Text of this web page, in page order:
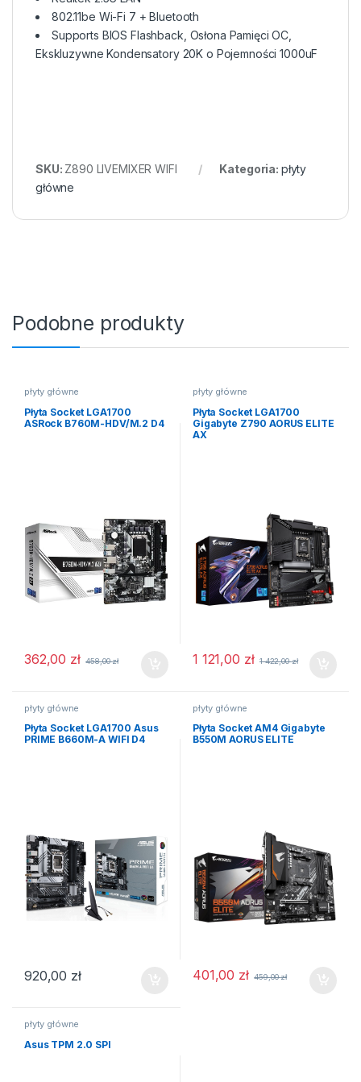
802.11be Wi-Fi 7 + Bluetooth
Supports BIOS Flashback, Osłona Pamięci OC,
Ekskluzywne Kondensatory 20K o Pojemności 1000uF
SKU: Z890 LIVEMIXER WIFI Kategoria: płyty
główne
Podobne produkty
płyty główne
Płyta Socket LGA1700
ASRock B760M-HDV/M.2 D4
362,00 zł 458,00zł
płyty główne
Płyta Socket LGA1700
Gigabyte Z790 AORUS ELITE
AX
1 121,00 zł 1 422,00zł
płyty główne
Płyta Socket LGA1700 Asus
PRIME B660M-A WIFI D4
920,00 zł
płyty główne
Płyta Socket AM4 Gigabyte
B550M AORUS ELITE
401,00 zł 459,00zł
płyty główne
Asus TPM 2.0 SPI